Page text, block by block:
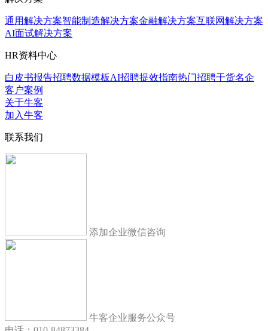
通用解决方案智能制造解决方案金融解决方案互联网解决方案
AI面试解决方案
HR资料中心
白皮书报告招聘数据模板AI招聘提效指南热门招聘干货名企
客户案例
关于牛客
加入牛客
联系我们
添加企业微信咨询
牛客企业服务公众号